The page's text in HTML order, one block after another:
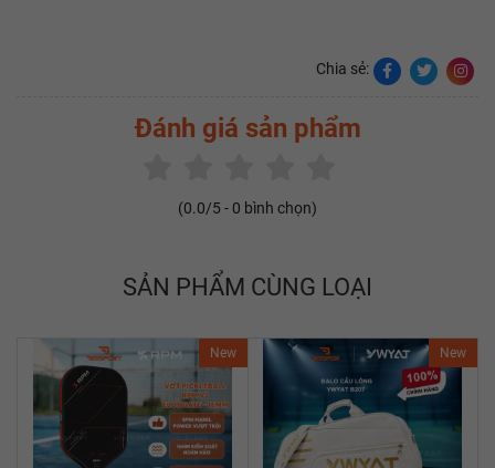
Chia sẻ:
Đánh giá sản phẩm
(0.0/5 - 0 bình chọn)
SẢN PHẨM CÙNG LOẠI
New New